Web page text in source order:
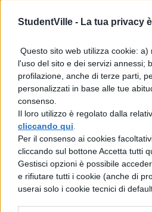
StudentVille - La tua privacy
Questo sito web utilizza cookie:
l'uso del sito e dei servizi annessi;
profilazione, anche di terze parti,
personalizzati in base alle tue
consenso.
Il loro utilizzo è regolato dalla
cliccando qui
Per il consenso ai cookies
cliccando sul bottone Accetta tutti
Gestisci opzioni è possibile
e rifiutare tutti i cookie (anche di
userai solo i cookie tecnici di
Eccola quindi
senza veri amici: Mei è
giunta alla conclusione
non fa per lei. Un giorno,
paio di incidenti la
Kurosawa, il ragazzo più
della scuola. Il giovane
da questa introversa
tutte quelle che conosce
ai suoi piedi in un